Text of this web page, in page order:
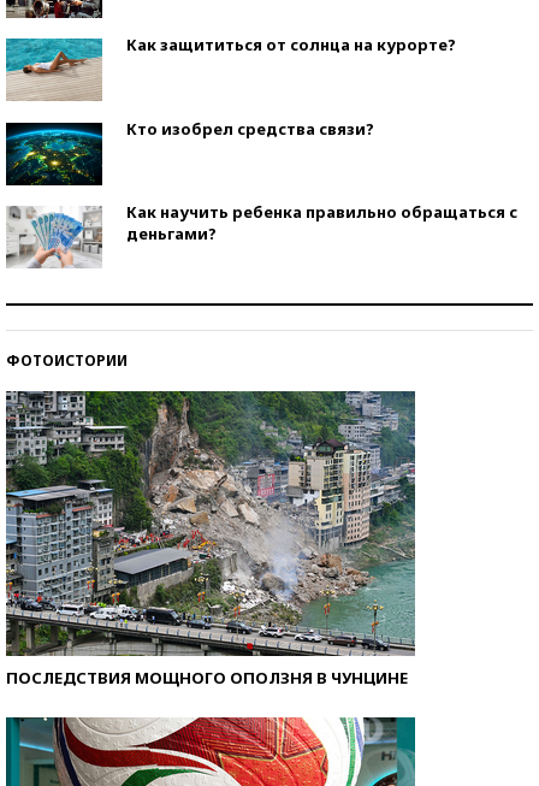
Как защититься от солнца на курорте?
Кто изобрел средства связи?
Как научить ребенка правильно обращаться с
деньгами?
ФОТОИСТОРИИ
ПОСЛЕДСТВИЯ МОЩНОГО ОПОЛЗНЯ В ЧУНЦИНЕ